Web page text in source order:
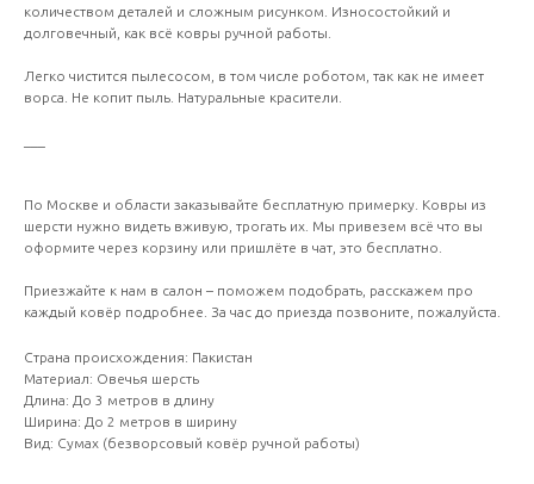
количеством деталей и сложным рисунком. Износостойкий и
долговечный, как всё ковры ручной работы.
Легко чистится пылесосом, в том числе роботом, так как не имеет
ворса. Не копит пыль. Натуральные красители.
По Москве и области заказывайте бесплатную примерку. Ковры из
шерсти нужно видеть вживую, трогать их. Мы привезем всё что вы
оформите через корзину или пришлёте в чат, это бесплатно.
Приезжайте к нам в салон – поможем подобрать, расскажем про
каждый ковёр подробнее. За час до приезда позвоните, пожалуйста.
Страна происхождения: Пакистан
Материал: Овечья шерсть
Длина: До 3 метров в длину
Ширина: До 2 метров в ширину
Вид: Сумах (безворсовый ковёр ручной работы)